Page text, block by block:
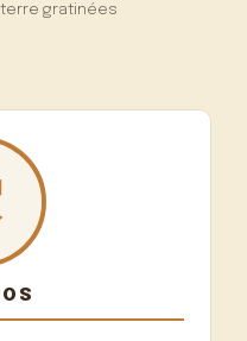
gratinées